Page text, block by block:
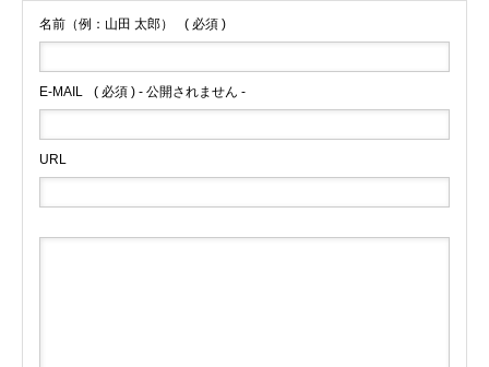
名前（例：山田 太郎） ( 必須 )
E-MAIL ( 必須 ) - 公開されません -
URL